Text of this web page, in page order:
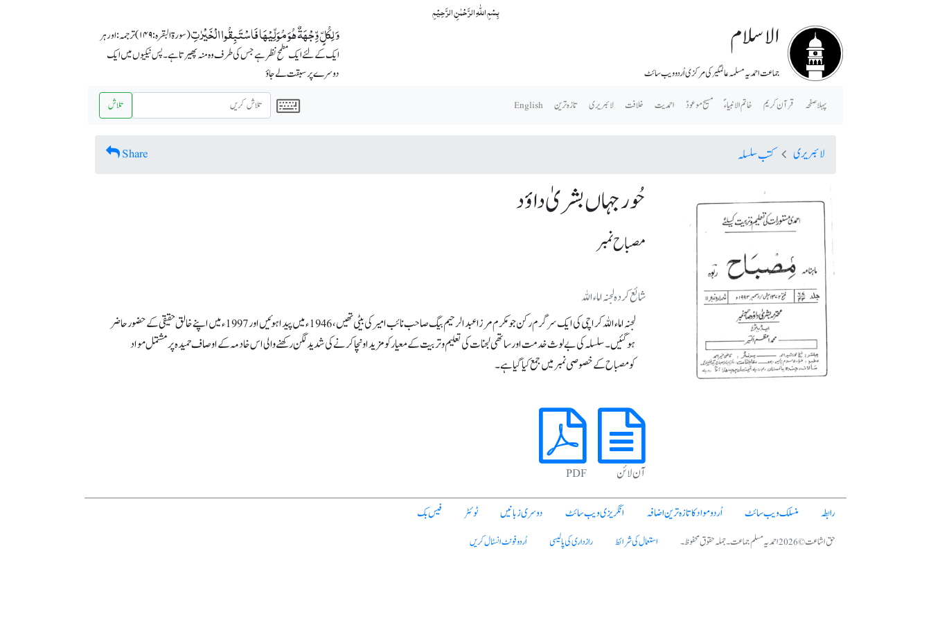
بِسۡمِ اللّٰہِ الرَّحۡمٰنِ الرَّحِیۡمِ
الاسلام
جماعت احمدیہ مسلمہ عالمگیر کی مرکزی اُردو ویب سائٹ
وَ لِکُلٍّ وِّجۡہَۃٌ ہُوَ مُوَلِّیۡہَا فَاسۡتَبِقُوا الۡخَیۡرٰتِ
(سورة البقرہ: ۱۴۹) ترجمہ:اور ہر
ایک کے لئے ایک مطمحِ نظر ہے جس کی طرف وہ منہ پھیرتا ہے۔ پس نیکیوں میں ایک
دوسرے پر سبقت لے جاؤ
پہلا صفحہ قرآن کریم خاتم الانبیاء ؐ مسیح موعودؑ احمدیت خلافت لائبریری تازہ ترین English تلاش
لائبریری کتب سلسلہ Share
حُور جہاں بشریٰ داؤد
مصباح نمبر
شائع کرده لجنہ اماءاللہ
لجنہ اماء اللہ کراچی کی ایک سرگرم رکن جو مکرم مرزا عبدالرحیم بیگ صاحب نائب امیر کی بیٹی تھیں، 1946ء میں پیدا ہوئیں اور 1997ء میں اپنے خالق حقیقی کے حضور حاضر
ہوگئیں۔ سلسلہ کی بے لوث خدمت اور ساتھی لجنات کی تعلیم و تربیت کے معیار کو مزید اونچا کرنے کی شدیدلگن رکھنے والی اس خادمہ کے اوصاف حمیدہ پر مشتمل مواد
کومصباح کے خصوصی نمبر میں جمع کیا گیا ہے۔
آن لائن PDF
رابطہ منسلک ویب سائٹ اُردو مواد کا تازہ ترین اضافہ انگریزی ویب سائٹ دوسری زبانیں ٹوئٹر فیس بک
حق اشاعت © 2026 احمدیہ مسلم جماعت۔ جملہ حقوق محفوظ۔ استعمال کی شرائط رازداری کی پالیسی اُردو فونٹ انسٹال کریں